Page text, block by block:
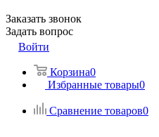
Заказать звонок
Задать вопрос
Войти
Корзина0
Избранные товары0
Сравнение товаров0